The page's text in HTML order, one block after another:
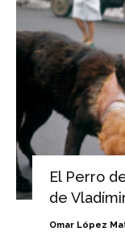
El Perro
de
Omar López